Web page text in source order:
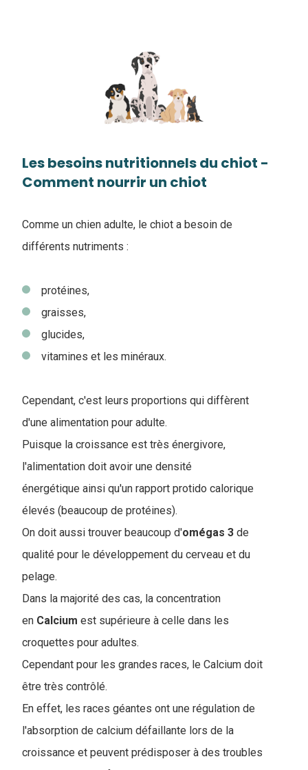
Les besoins nutritionnels du chiot -
Comment nourrir un chiot
Comme un chien adulte, le chiot a besoin de
différents nutriments :
protéines,
graisses,
glucides,
vitamines et les minéraux.
Cependant, c'est leurs proportions qui diffèrent
d'une alimentation pour adulte.
Puisque la croissance est très énergivore,
l'alimentation doit avoir une densité
énergétique ainsi qu'un rapport protido calorique
élevés (beaucoup de protéines).
On doit aussi trouver beaucoup d'omégas 3 de
qualité pour le développement du cerveau et du
pelage.
Dans la majorité des cas, la concentration
en Calcium est supérieure à celle dans les
croquettes pour adultes.
Cependant pour les grandes races, le Calcium doit
être très contrôlé.
En effet, les races géantes ont une régulation de
l'absorption de calcium défaillante lors de la
croissance et peuvent prédisposer à des troubles